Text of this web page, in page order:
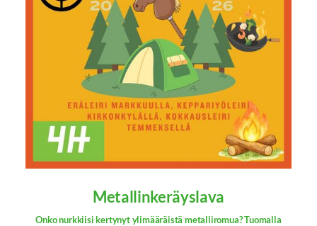
Metallinkeräyslava
Onko nurkkiisi kertynyt ylimääräistä metalliromua? Tuomalla